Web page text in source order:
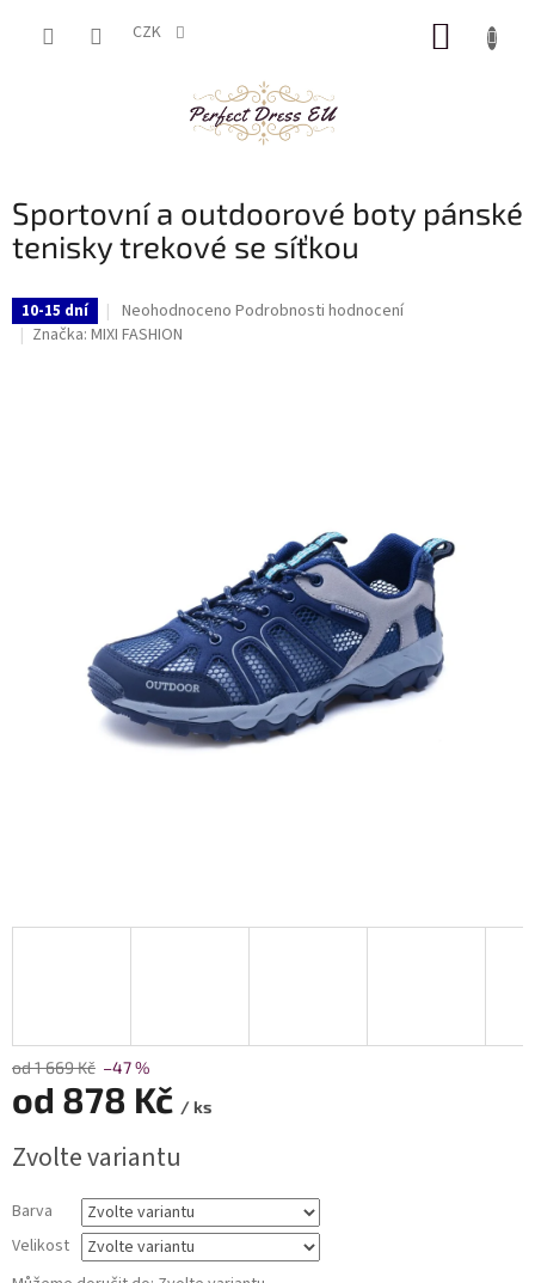
CZK
Sportovní a outdoorové boty pánské
tenisky trekové se síťkou
10-15 dní
Průměrné
hodnocení
Neohodnoceno Podrobnosti hodnocení
Značka: MIXI FASHION
od 1 669 Kč –47 %
od 878 Kč / ks
cena:
Zvolte variantu
Barva
Velikost